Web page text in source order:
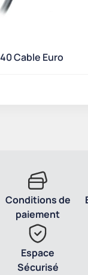
Cable Euro
Conditions de
paiement
Espace
Sécurisé